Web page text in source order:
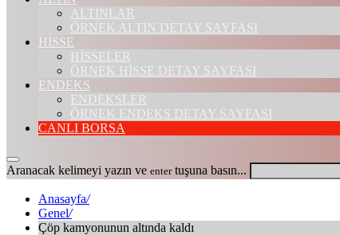
ALTINLAR
ÖRNEK ALTIN DETAY SAYFASI
HİSSE
HİSSELER
ÖRNEK HİSSE DETAY SAYFASI
ENDEKS
ENDEKSLER
ÖRNEK ENDEKS DETAY SAYFASI
CANLI BORSA
Aranacak kelimeyi yazın ve entertuşuna basın...
Anasayfa/
Genel/
Çöp kamyonunun altında kaldı